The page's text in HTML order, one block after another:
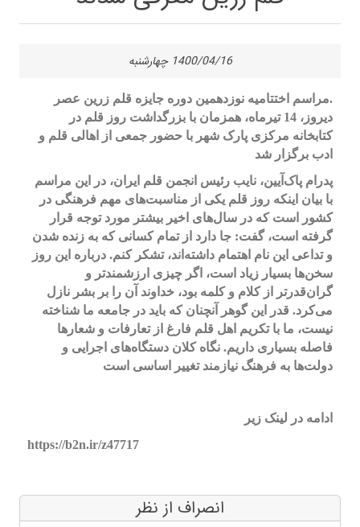
1400/04/16 چهارشنبه
.مراسم اختتامیه نوزدهمین دوره جایزه قلم زرین عصر
دیروز، 14 تیرماه، همزمان با بزرگداشت روز قلم در
کتابخانه مرکزی پارک شهر با حضور جمعی از اهالی قلم و
ادب برگزار شد
پدرام پاک‌آیین، نایب رئیس انجمن قلم ایران، در این مراسم
با بیان اینکه روز قلم یکی از مناسبت‌های مهم فرهنگی در
کشور است که در سال‌های اخیر بیشتر مورد توجه قرار
گرفته است، گفت: جا دارد از تمام کسانی که به زنده شدن
و تداعی این نام اهتمام داشته‌اند، تشکر کنم. درباره این روز
سخن‌ها بسیار زیاد است، اگر چیزی ارزشمندتر و
گران‌قدرتر از کلام و کلمه بود، خداوند آن را بر بشر نازل
می‌کرد. قدر این گوهر آنچنان که باید در جامعه ما شناخته
نیست، ما با تکریم اهل قلم فارغ از تعارفات و شعارها
فاصله بسیاری داریم. نگاه کلان دستگاه‌های اجرایی و
دولت‌ها به فرهنگ نیازمند تغییر اساسی است
ادامه در لینک زیر
https://b2n.ir/z47717
انصراف از نظر